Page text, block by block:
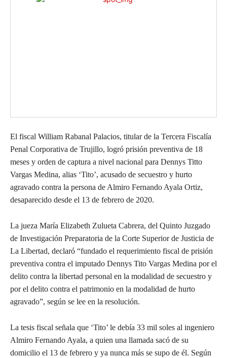
El fiscal William Rabanal Palacios, titular de la Tercera Fiscalía
Penal Corporativa de Trujillo, logró prisión preventiva de 18
meses y orden de captura a nivel nacional para Dennys Titto
Vargas Medina, alias ‘Tito’, acusado de secuestro y hurto
agravado contra la persona de Almiro Fernando Ayala Ortiz,
desaparecido desde el 13 de febrero de 2020.
La jueza María Elizabeth Zulueta Cabrera, del Quinto Juzgado
de Investigación Preparatoria de la Corte Superior de Justicia de
La Libertad, declaró “fundado el requerimiento fiscal de prisión
preventiva contra el imputado Dennys Tito Vargas Medina por el
delito contra la libertad personal en la modalidad de secuestro y
por el delito contra el patrimonio en la modalidad de hurto
agravado”, según se lee en la resolución.
La tesis fiscal señala que ‘Tito’ le debía 33 mil soles al ingeniero
Almiro Fernando Ayala, a quien una llamada sacó de su
domicilio el 13 de febrero y ya nunca más se supo de él. Según